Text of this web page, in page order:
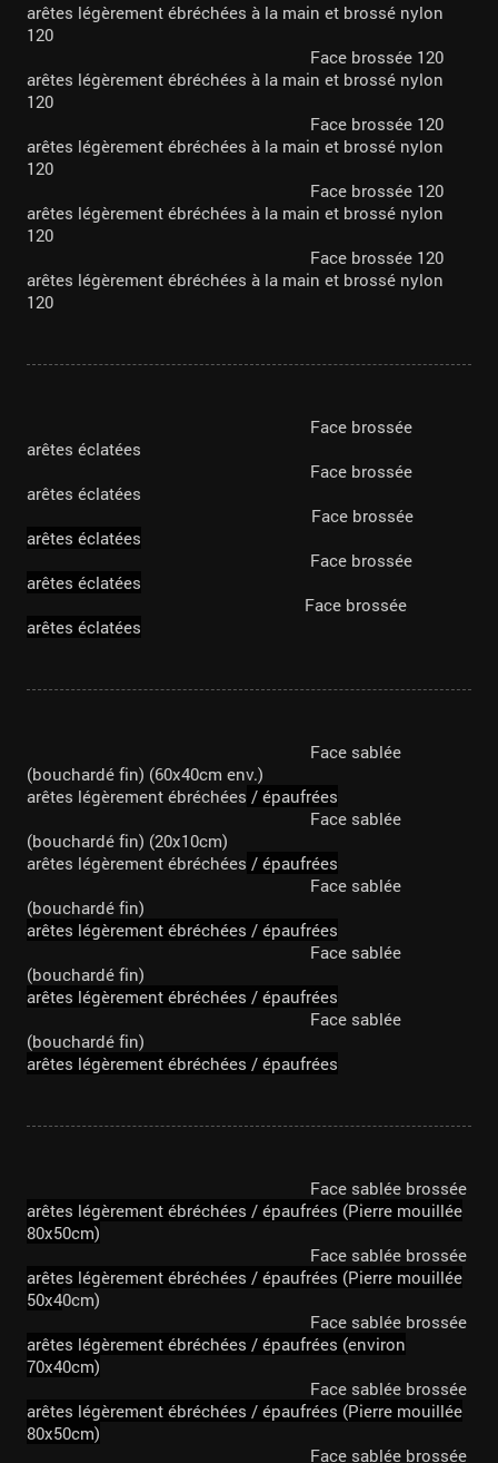
arêtes légèrement ébréchées à la main et brossé nylon
120
Face brossée 120
arêtes légèrement ébréchées à la main et brossé nylon
120
Face brossée 120
arêtes légèrement ébréchées à la main et brossé nylon
120
Face brossée 120
arêtes légèrement ébréchées à la main et brossé nylon
120
Face brossée 120
arêtes légèrement ébréchées à la main et brossé nylon
120
Face brossée
arêtes éclatées
Face brossée
arêtes éclatées
Face brossée
arêtes éclatées
Face brossée
arêtes éclatées
Face brossée
arêtes éclatées
Face sablée
(bouchardé fin) (60x40cm env.)
arêtes légèrement ébréchées / épaufrées
Face sablée
(bouchardé fin) (20x10cm)
arêtes légèrement ébréchées / épaufrées
Face sablée
(bouchardé fin)
arêtes légèrement ébréchées / épaufrées
Face sablée
(bouchardé fin)
arêtes légèrement ébréchées / épaufrées
Face sablée
(bouchardé fin)
arêtes légèrement ébréchées / épaufrées
Face sablée brossée
arêtes légèrement ébréchées / épaufrées (Pierre mouillée
80x50cm)
Face sablée brossée
arêtes légèrement ébréchées / épaufrées (Pierre mouillée
50x40cm)
Face sablée brossée
arêtes légèrement ébréchées / épaufrées (environ
70x40cm)
Face sablée brossée
arêtes légèrement ébréchées / épaufrées (Pierre mouillée
80x50cm)
Face sablée brossée